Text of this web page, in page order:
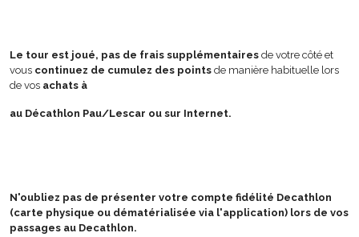
Le tour est joué, pas de frais supplémentaires de votre côté et
vous continuez de cumulez des points de manière habituelle lors
de vos achats à
au Décathlon Pau/Lescar ou sur Internet.
N'oubliez pas de présenter votre compte fidélité Decathlon
(carte physique ou dématérialisée via l'application) lors de vos
passages au Decathlon.